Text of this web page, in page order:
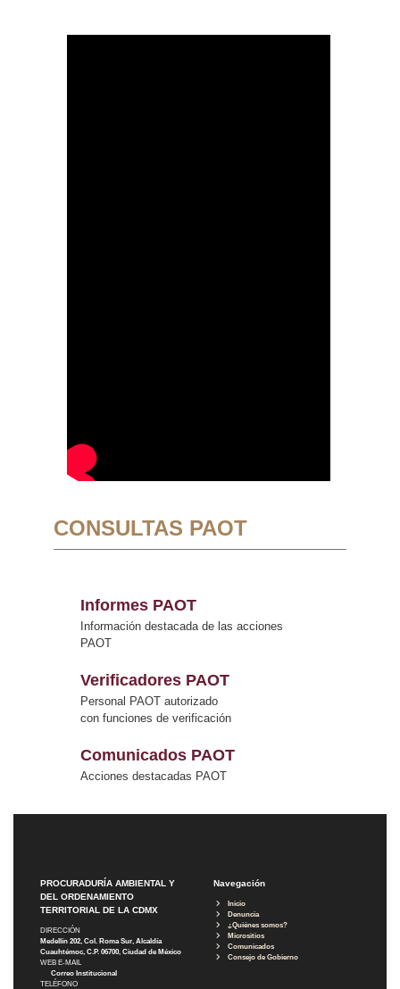
CONSULTAS PAOT
Informes PAOT
Información destacada de las acciones
PAOT
Verificadores PAOT
Personal PAOT autorizado
con funciones de verificación
Comunicados PAOT
Acciones destacadas PAOT
PROCURADURÍA AMBIENTAL Y
DEL ORDENAMIENTO
TERRITORIAL DE LA CDMX
DIRECCIÓN
Medellín 202, Col. Roma Sur, Alcaldía
Cuauhtémoc, C.P. 06700, Ciudad de México
WEB E-MAIL
Correo Institucional
TELÉFONO
Navegación
Inicio
Denuncia
¿Quiénes somos?
Micrositios
Comunicados
Consejo de Gobierno